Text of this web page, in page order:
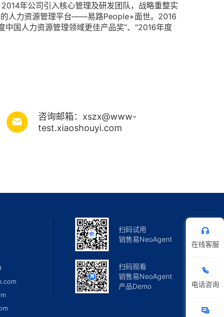
年公司引入核心管理及研发团队，战略重整实
人力资源管理平台——易路People+面世。2016
国人力资源管理领域更佳产品奖”、“2016年度
咨询邮箱：xszx@www-
test.xiaoshouyi.com
扫码试用
销售易NeoAgent
扫码观看
销售易NeoAgent
产品Demo
在线客服
电话咨询